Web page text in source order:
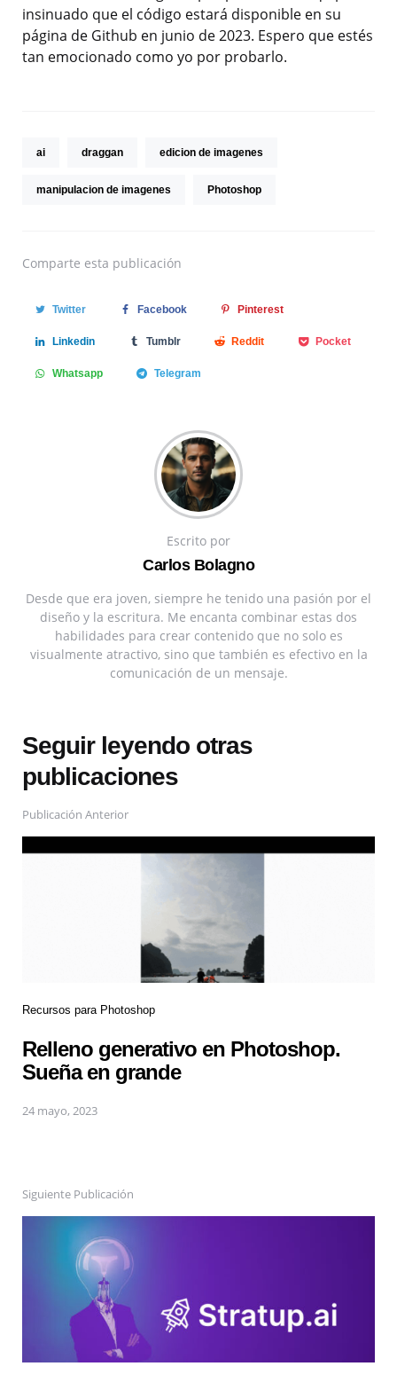
insinuado que el código estará disponible en su
página de Github en junio de 2023. Espero que estés
tan emocionado como yo por probarlo.
ai draggan edicion de imagenes
manipulacion de imagenes Photoshop
Comparte esta publicación
Twitter Facebook Pinterest
Linkedin Tumblr Reddit Pocket
Whatsapp Telegram
Escrito por
Carlos Bolagno
Desde que era joven, siempre he tenido una pasión por el
diseño y la escritura. Me encanta combinar estas dos
habilidades para crear contenido que no solo es
visualmente atractivo, sino que también es efectivo en la
comunicación de un mensaje.
Seguir leyendo otras
publicaciones
Publicación Anterior
Recursos para Photoshop
Relleno generativo en Photoshop.
Sueña en grande
24 mayo, 2023
Siguiente Publicación